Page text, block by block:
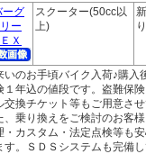
ーグ
ー
Ｘ
スクーター(50cc以
上)
いのお手頃バイク入荷♪購
１年込の値段です。盗難保
交換チケット等もご用意さ
、乗り換えをご検討のお客
・カスタム・法定点検等も
す。ＳＤＳシステムも完備